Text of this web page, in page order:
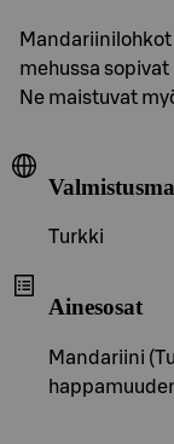
mehussa
Ne maistuvat
Turkki
Ainesosat
Mandariini